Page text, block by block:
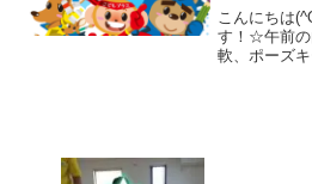
プログラ
こんにちは
す！☆午前
軟、ポーズ